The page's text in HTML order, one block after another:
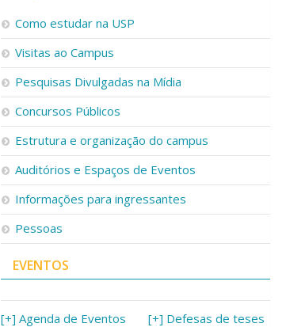
Como estudar na USP
Visitas ao Campus
Pesquisas Divulgadas na Mídia
Concursos Públicos
Estrutura e organização do campus
Auditórios e Espaços de Eventos
Informações para ingressantes
Pessoas
EVENTOS
[+] Agenda de Eventos [+] Defesas de teses